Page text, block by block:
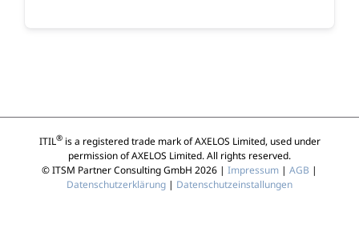
ITIL®is a registered trade mark of AXELOS Limited, used under
permission of AXELOS Limited. All rights reserved.
© ITSM Partner Consulting GmbH 2026 | Impressum | AGB |
Datenschutzerklärung | Datenschutzeinstallungen